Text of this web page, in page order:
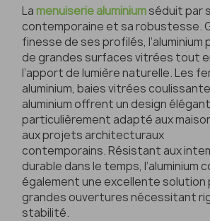
La menuiserie aluminiumséduit par
contemporaine et sa robustesse.
finesse de ses profilés,
de grandes surfaces vitrées tout
l’apport de lumière naturelle. Les
aluminium, baies vitrées
aluminium offrent un design élégant
particulièrement adapté aux
aux projets architecturaux
contemporains. Résistant aux
durable dans le temps, l’aluminium
également une excellente solution
grandes ouvertures nécessitant
stabilité.